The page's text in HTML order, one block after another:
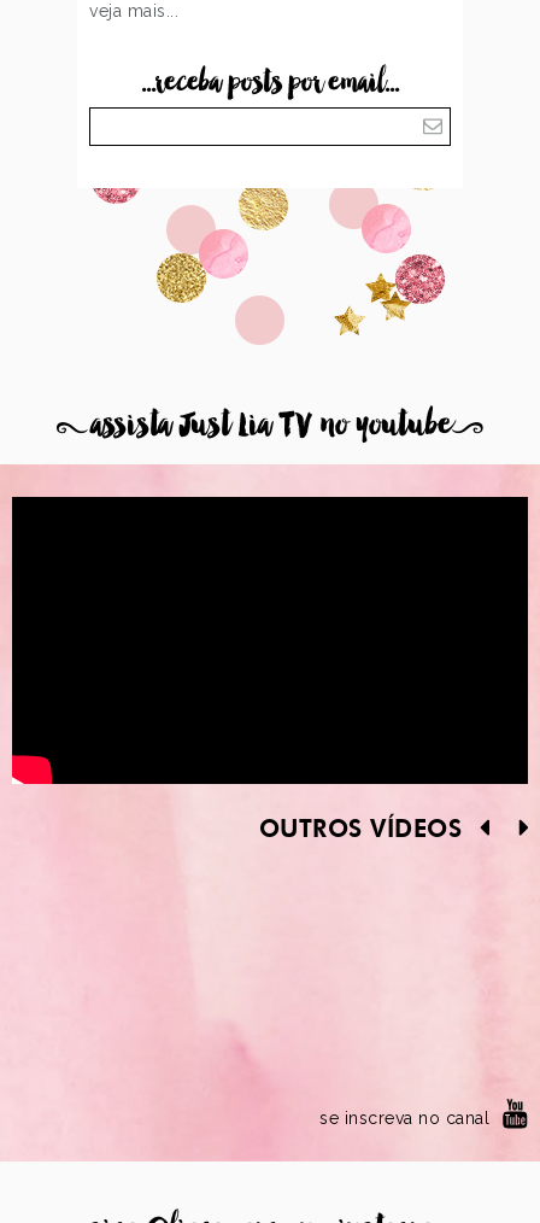
veja mais...
...receba posts por email...
8assista Just Lia TV no youtube9
OUTROS VÍDEOS
se inscreva no canal